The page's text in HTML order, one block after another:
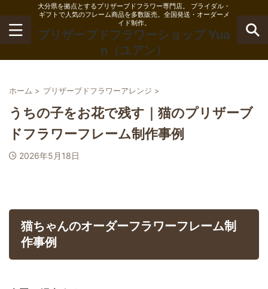
大分県を拠点とするプリザーブドフラワー専門店。 ブライダル・
ギフトで人気のフレーム商品を多数販売。全国発送・オーダーメ
イド制作。
プリザーブドフラワーショップ Yua
n（ユアン）
ホーム > プリザーブドフラワーアレンジ >
うちの子をお花で残す｜猫のプリザーブ
ドフラワーフレーム制作事例
2026年5月18日
猫ちゃんのオーダーフラワーフレーム制
作事例